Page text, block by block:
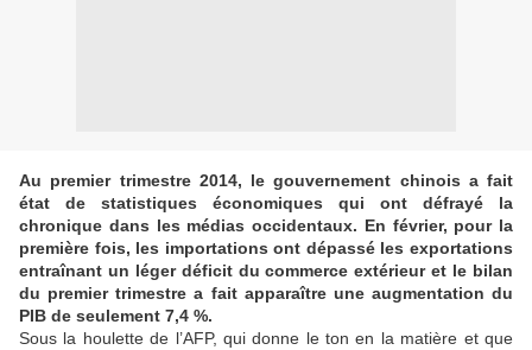
Au premier trimestre 2014, le gouvernement chinois a fait
état de statistiques économiques qui ont défrayé la
chronique dans les médias occidentaux. En février, pour la
première fois, les importations ont dépassé les exportations
entraînant un léger déficit du commerce extérieur et le bilan
du premier trimestre a fait apparaître une augmentation du
PIB de seulement 7,4 %.
Sous la houlette de l’AFP, qui donne le ton en la matière et que